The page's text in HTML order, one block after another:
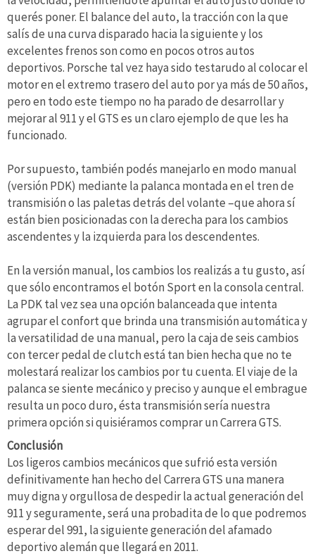
querés poner. El balance del auto, la tracción con la que
salís de una curva disparado hacia la siguiente y los
excelentes frenos son como en pocos otros autos
deportivos. Porsche tal vez haya sido testarudo al colocar el
motor en el extremo trasero del auto por ya más de 50 años,
pero en todo este tiempo no ha parado de desarrollar y
mejorar al 911 y el GTS es un claro ejemplo de que les ha
funcionado.
Por supuesto, también podés manejarlo en modo manual
(versión PDK) mediante la palanca montada en el tren de
transmisión o las paletas detrás del volante –que ahora sí
están bien posicionadas con la derecha para los cambios
ascendentes y la izquierda para los descendentes.
En la versión manual, los cambios los realizás a tu gusto, así
que sólo encontramos el botón Sport en la consola central.
La PDK tal vez sea una opción balanceada que intenta
agrupar el confort que brinda una transmisión automática y
la versatilidad de una manual, pero la caja de seis cambios
con tercer pedal de clutch está tan bien hecha que no te
molestará realizar los cambios por tu cuenta. El viaje de la
palanca se siente mecánico y preciso y aunque el embrague
resulta un poco duro, ésta transmisión sería nuestra
primera opción si quisiéramos comprar un Carrera GTS.
Conclusión
Los ligeros cambios mecánicos que sufrió esta versión
definitivamente han hecho del Carrera GTS una manera
muy digna y orgullosa de despedir la actual generación del
911 y seguramente, será una probadita de lo que podremos
esperar del 991, la siguiente generación del afamado
deportivo alemán que llegará en 2011.